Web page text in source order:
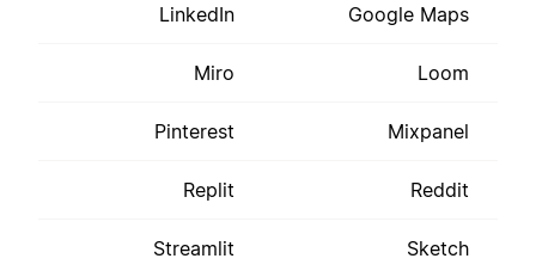
Google Maps
LinkedIn
Loom
Miro
Mixpanel
Pinterest
Reddit
Replit
Sketch
Streamlit